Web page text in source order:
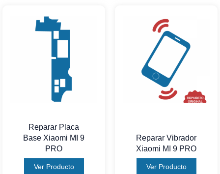
Reparar Placa
Base Xiaomi MI 9
PRO
Ver Producto
Reparar Vibrador
Xiaomi MI 9 PRO
Ver Producto